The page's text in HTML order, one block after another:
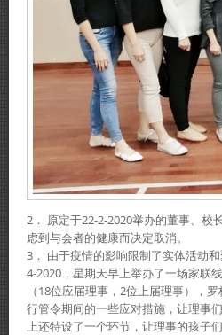
2． 原定于22-2-2020举办的董事、校
虑到与会者的健康而决定取消。
3． 由于疫情的影响限制了实体活动
4-2020，星期天早上举办了一场家联
（18位应届理事，2位上届理事），
行管令期间的一些应对措施，让理事
上还特设了一个环节，让理事的孩子